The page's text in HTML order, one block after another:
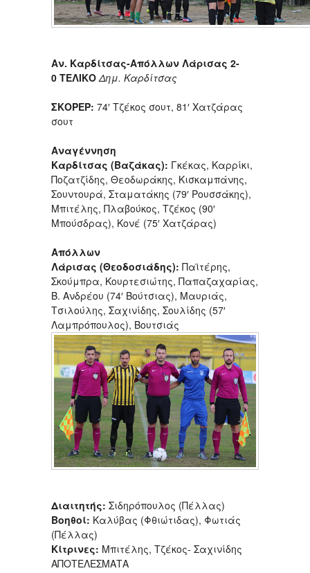
Αν. Καρδίτσας-Απόλλων Λάρισας 2-
0 ΤΕΛΙΚΟ Δημ. Καρδίτσας
ΣΚΟΡΕΡ: 74′ Τζέκος σουτ, 81′ Χατζάρας
σουτ
Αναγέννηση
Καρδίτσας (Βαζάκας): Γκέκας, Καρρίκι,
Ποζατζίδης, Θεοδωράκης, Κισκαμπάνης,
Σουντουρά, Σταματάκης (79′ Ρουσσάκης),
Μπιτέλης, Πλαβούκος, Τζέκος (90′
Μπούσδρας), Κονέ (75′ Χατζάρας)
Απόλλων
Λάρισας (Θεοδοσιάδης): Παϊτέρης,
Σκούμπρα, Κουρτεσιώτης, Παπαζαχαρίας,
Β. Ανδρέου (74′ Βούτσιας), Μαυριάς,
Τσιλούλης, Σαχινίδης, Σουλίδης (57′
Λαμπρόπουλος), Βουτσιάς
Διαιτητής: Σιδηρόπουλος (Πέλλας)
Βοηθοί: Καλύβας (Φθιώτιδας), Φωτιάς
(Πέλλας)
Κίτρινες: Μπιτέλης, Τζέκος- Σαχινίδης
ΑΠΟΤΕΛΕΣΜΑΤΑ